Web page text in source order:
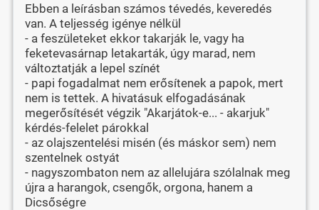
Ebben a leírásban számos tévedés, keveredés
van. A teljesség igénye nélkül
- a feszületeket ekkor takarják le, vagy ha
feketevasárnap letakarták, úgy marad, nem
változtatják a lepel színét
- papi fogadalmat nem erősítenek a papok, mert
nem is tettek. A hivatásuk elfogadásának
megerősítését végzik "Akarjátok-e... - akarjuk"
kérdés-felelet párokkal
- az olajszentelési misén (és máskor sem) nem
szentelnek ostyát
- nagyszombaton nem az allelujára szólalnak meg
újra a harangok, csengők, orgona, hanem a
Dicsőségre